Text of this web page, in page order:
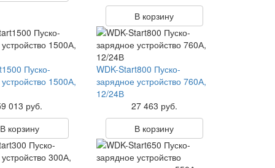
В корзину
Пуско-
1500А,
013 руб.
В корзину
WDK-Start800 Пуско-
зарядное устройство 760А,
12/24В
27 463 руб.
В корзину